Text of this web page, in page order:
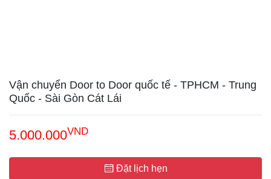
Vận chuyển Door to Door quốc tế - TPHCM - Trung
Quốc - Sài Gòn Cát Lái
5.000.000VND
Đặt lịch hẹn